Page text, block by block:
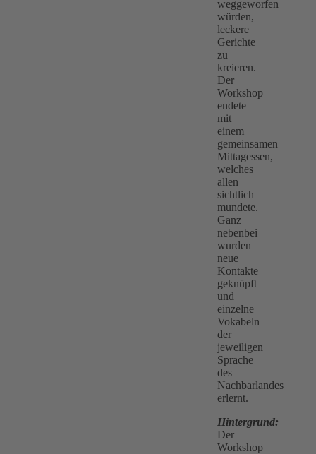
weggeworfen
würden,
leckere
Gerichte
zu
kreieren.
Der
Workshop
endete
mit
einem
gemeinsamen
Mittagessen,
welches
allen
sichtlich
mundete.
Ganz
nebenbei
wurden
neue
Kontakte
geknüpft
und
einzelne
Vokabeln
der
jeweiligen
Sprache
des
Nachbarlandes
erlernt.
Hintergrund:
Der
Workshop